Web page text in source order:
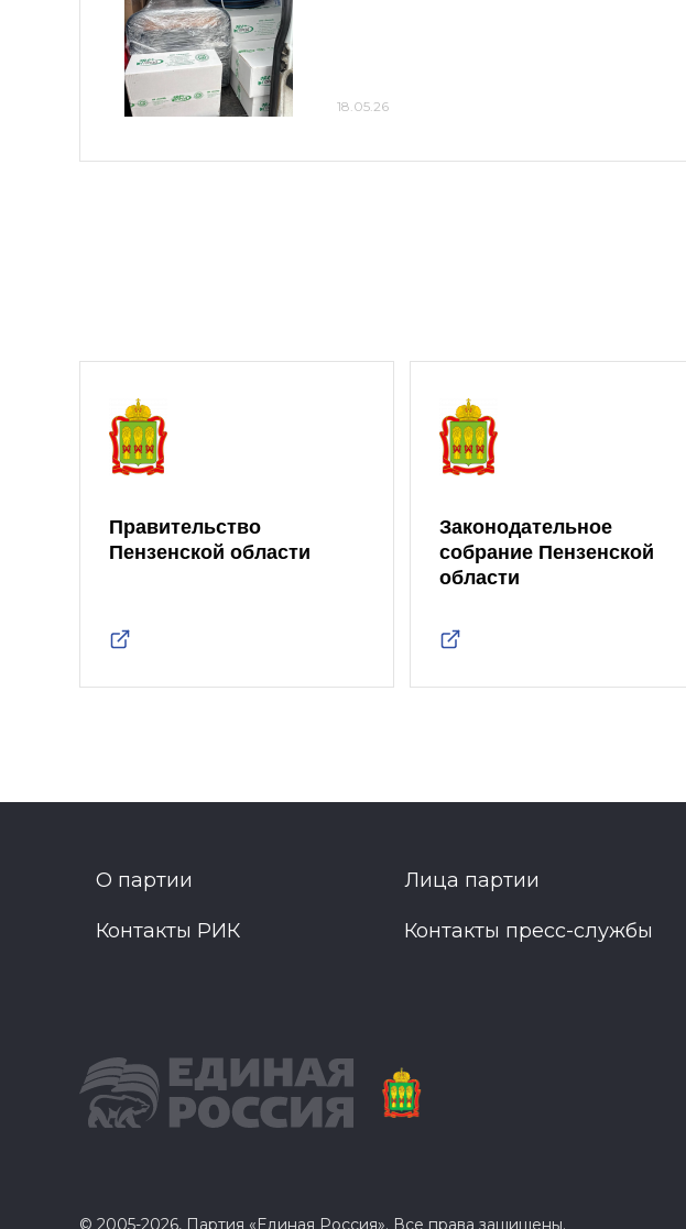
18.05.26
Правительство
Пензенской области
Законодательное
собрание Пензенской
области
О партии Лица партии
Контакты РИК Контакты пресс-службы
© 2005-2026, Партия «Единая Россия». Все права защищены.